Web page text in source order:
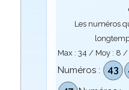
Les numéros
Max : 34 / Moy : 8 /
Numéros : 43